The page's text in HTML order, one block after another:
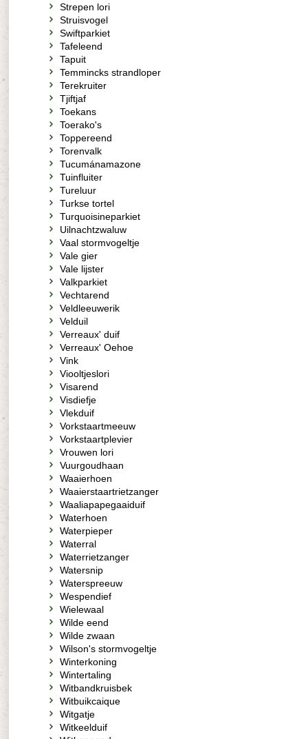
Strepen lori
Struisvogel
Swiftparkiet
Tafeleend
Tapuit
Temmincks strandloper
Terekruiter
Tjiftjaf
Toekans
Toerako's
Toppereend
Torenvalk
Tucumánamazone
Tuinfluiter
Tureluur
Turkse tortel
Turquoisineparkiet
Uilnachtzwaluw
Vaal stormvogeltje
Vale gier
Vale lijster
Valkparkiet
Vechtarend
Veldleeuwerik
Velduil
Verreaux' duif
Verreaux' Oehoe
Vink
Viooltjeslori
Visarend
Visdiefje
Vlekduif
Vorkstaartmeeuw
Vorkstaartplevier
Vrouwen lori
Vuurgoudhaan
Waaierhoen
Waaierstaartrietzanger
Waaliapapegaaiduif
Waterhoen
Waterpieper
Waterral
Waterrietzanger
Watersnip
Waterspreeuw
Wespendief
Wielewaal
Wilde eend
Wilde zwaan
Wilson's stormvogeltje
Winterkoning
Wintertaling
Witbandkruisbek
Witbuikcaique
Witgatje
Witkeelduif